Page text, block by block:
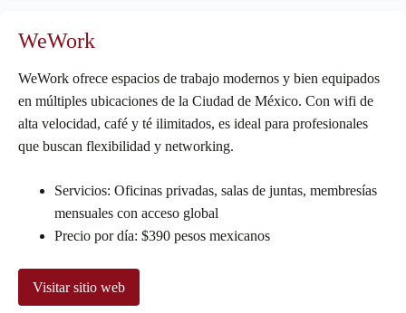
WeWork
WeWork ofrece espacios de trabajo modernos y bien equipados
en múltiples ubicaciones de la Ciudad de México. Con wifi de
alta velocidad, café y té ilimitados, es ideal para profesionales
que buscan flexibilidad y networking.
Servicios: Oficinas privadas, salas de juntas, membresías
mensuales con acceso global
Precio por día: $390 pesos mexicanos
Visitar sitio web